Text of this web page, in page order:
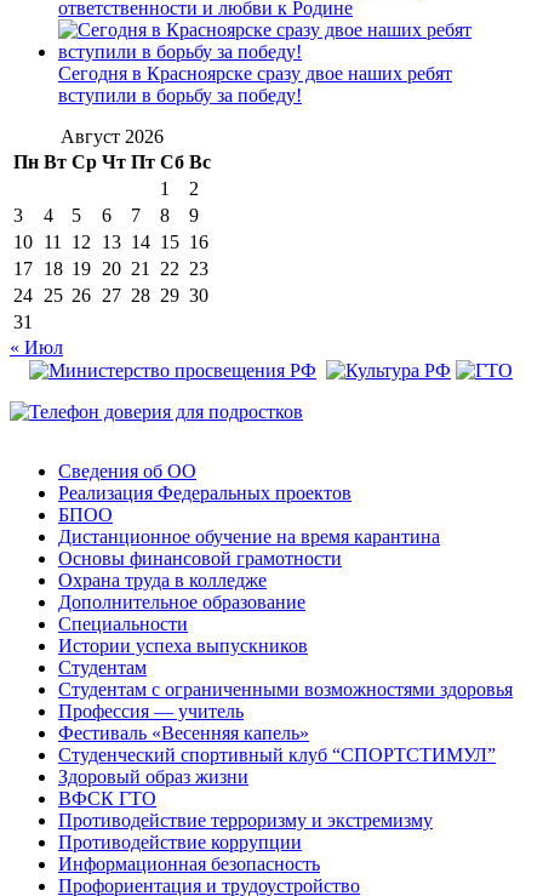
ответственности и любви к Родине
Сегодня в Красноярске сразу двое наших ребят
вступили в борьбу за победу!
Август 2026
Пн Вт Ср Чт Пт Сб Вс
1
2
3
4 5 6 7 8
9
10 11 12 13 14 15 16
17 18 19 20 21 22 23
24 25 26 27 28 29 30
31
« Июл
Сведения об ОО
Реализация Федеральных проектов
БПОО
Дистанционное обучение на время карантина
Основы финансовой грамотности
Охрана труда в колледже
Дополнительное образование
Специальности
Истории успеха выпускников
Студентам
Студентам с ограниченными возможностями здоровья
Профессия — учитель
Фестиваль «Весенняя капель»
Студенческий спортивный клуб “СПОРТСТИМУЛ”
Здоровый образ жизни
ВФСК ГТО
Противодействие терроризму и экстремизму
Противодействие коррупции
Информационная безопасность
Профориентация и трудоустройство